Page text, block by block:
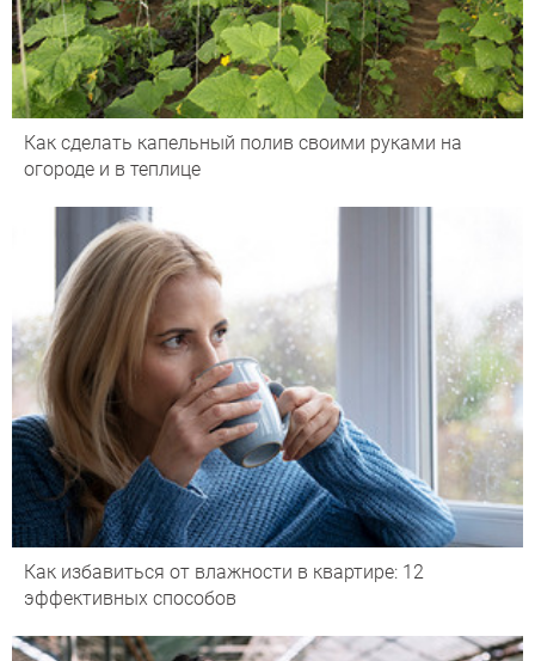
Как сделать капельный полив своими руками на
огороде и в теплице
Как избавиться от влажности в квартире: 12
эффективных способов